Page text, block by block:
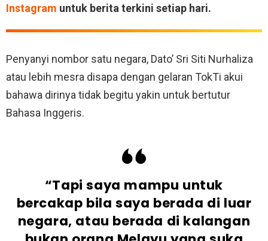
Instagram untuk berita terkini setiap hari.
Penyanyi nombor satu negara, Dato’ Sri Siti Nurhaliza
atau lebih mesra disapa dengan gelaran TokTi akui
bahawa dirinya tidak begitu yakin untuk bertutur
Bahasa Inggeris.
“Tapi saya mampu untuk
bercakap bila saya berada di luar
negara, atau berada di kalangan